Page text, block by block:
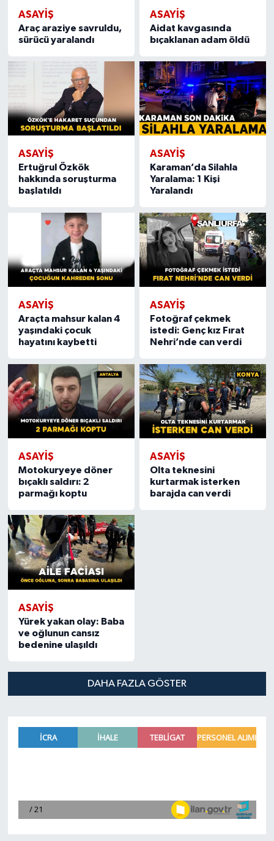
ASAYIŞ
Araç araziye savruldu,
sürücü yaralandı
ASAYIŞ
Aidat kavgasında
bıçaklanan adam öldü
ASAYIŞ
Ertuğrul Özkök
hakkında soruşturma
başlatıldı
ASAYIŞ
Karaman’da Silahla
Yaralama: 1 Kişi
Yaralandı
ASAYIŞ
Araçta mahsur kalan 4
yaşındaki çocuk
hayatını kaybetti
ASAYIŞ
Fotoğraf çekmek
istedi: Genç kız Fırat
Nehri’nde can verdi
ASAYIŞ
Motokuryeye döner
bıçaklı saldırı: 2
parmağı koptu
ASAYIŞ
Olta teknesini
kurtarmak isterken
barajda can verdi
ASAYIŞ
Yürek yakan olay: Baba
ve oğlunun cansız
bedenine ulaşıldı
DAHA FAZLA GÖSTER